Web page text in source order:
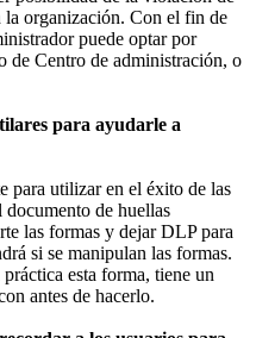
organización. Con el fin de
puede optar por
de Centro de administración, o
para ayudarle a
para utilizar en el éxito de las
de huellas
las formas y dejar DLP para
si se manipulan las formas.
esta forma, tiene un
antes de hacerlo.